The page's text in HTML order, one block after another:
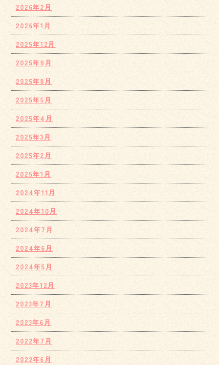
2026年2月
2026年1月
2025年12月
2025年9月
2025年8月
2025年5月
2025年4月
2025年3月
2025年2月
2025年1月
2024年11月
2024年10月
2024年7月
2024年6月
2024年5月
2023年12月
2023年7月
2023年6月
2022年7月
2022年6月